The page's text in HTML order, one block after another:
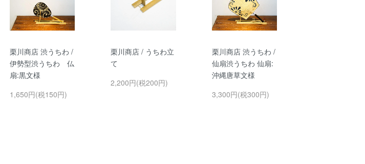
栗川商店 渋うちわ /
伊勢型渋うちわ 仏
扇:黒文様
1,650円(税150円)
栗川商店 / うちわ立
て
2,200円(税200円)
栗川商店 渋うちわ /
仙扇渋うちわ 仙扇:
沖縄唐草文様
3,300円(税300円)